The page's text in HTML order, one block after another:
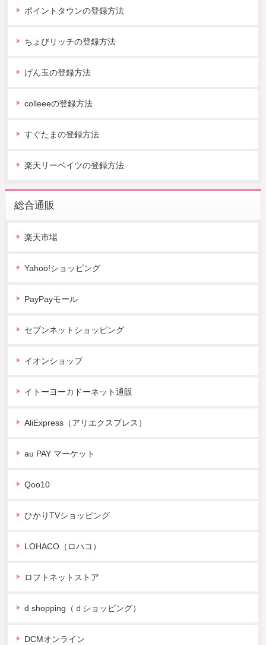
ポイントタウンの登録方法
ちょびリッチの登録方法
げん玉の登録方法
colleeeの登録方法
すぐたまの登録方法
楽天リーベイツの登録方法
総合通販
楽天市場
Yahoo!ショッピング
PayPayモール
セブンネットショッピング
イオンショップ
イトーヨーカドーネット通販
AliExpress（アリエクスプレス）
au PAY マーケット
Qoo10
ひかりTVショッピング
LOHACO（ロハコ）
ロフトネットストア
d shopping（ｄショッピング）
DCMオンライン